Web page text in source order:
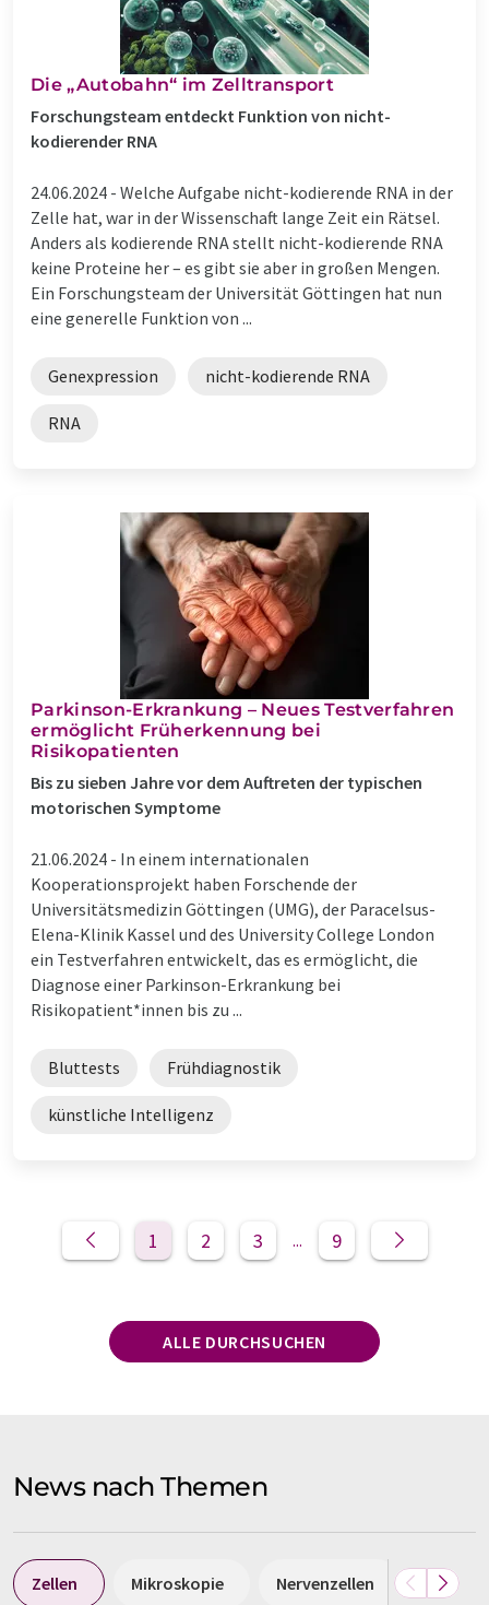
Die „Autobahn“ im Zelltransport
Forschungsteam entdeckt Funktion von nicht-
kodierender RNA
24.06.2024 - Welche Aufgabe nicht-kodierende RNA in der
Zelle hat, war in der Wissenschaft lange Zeit ein Rätsel.
Anders als kodierende RNA stellt nicht-kodierende RNA
keine Proteine her – es gibt sie aber in großen Mengen.
Ein Forschungsteam der Universität Göttingen hat nun
eine generelle Funktion von ...
Genexpression nicht-kodierende RNA
RNA
Parkinson-Erkrankung – Neues Testverfahren
ermöglicht Früherkennung bei
Risikopatienten
Bis zu sieben Jahre vor dem Auftreten der typischen
motorischen Symptome
21.06.2024 - In einem internationalen
Kooperationsprojekt haben Forschende der
Universitätsmedizin Göttingen (UMG), der Paracelsus-
Elena-Klinik Kassel und des University College London
ein Testverfahren entwickelt, das es ermöglicht, die
Diagnose einer Parkinson-Erkrankung bei
Risikopatient*innen bis zu ...
Bluttests Frühdiagnostik
künstliche Intelligenz
1 2 3 ... 9
ALLE DURCHSUCHEN
News nach Themen
Zellen Mikroskopie Nervenzellen